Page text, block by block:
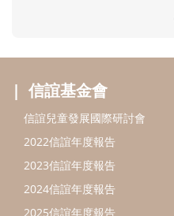
好孕袋
分齡育兒電子報
線上教養諮詢
出版服務
信誼基金出版社